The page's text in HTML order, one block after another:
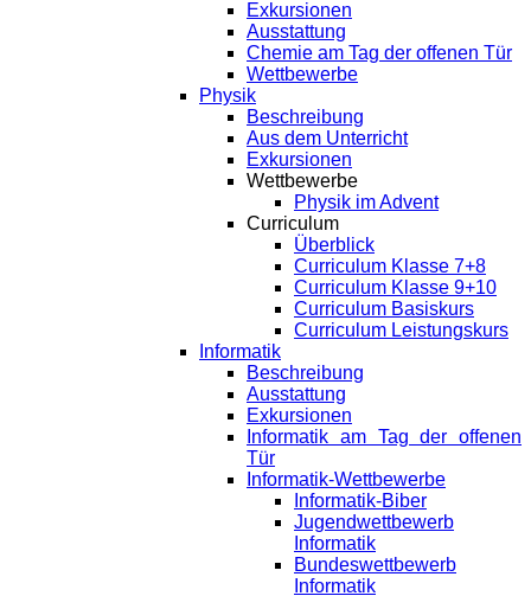
Exkursionen
Ausstattung
Chemie am Tag der offenen Tür
Wettbewerbe
Physik
Beschreibung
Aus dem Unterricht
Exkursionen
Wettbewerbe
Physik im Advent
Curriculum
Überblick
Curriculum Klasse 7+8
Curriculum Klasse 9+10
Curriculum Basiskurs
Curriculum Leistungskurs
Informatik
Beschreibung
Ausstattung
Exkursionen
Informatik am Tag der offenen
Tür
Informatik-Wettbewerbe
Informatik-Biber
Jugendwettbewerb
Informatik
Bundeswettbewerb
Informatik